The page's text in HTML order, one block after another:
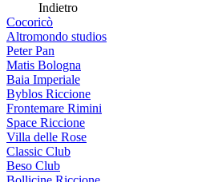
Indietro
Cocoricò
Altromondo studios
Peter Pan
Matis Bologna
Baia Imperiale
Byblos Riccione
Frontemare Rimini
Space Riccione
Villa delle Rose
Classic Club
Beso Club